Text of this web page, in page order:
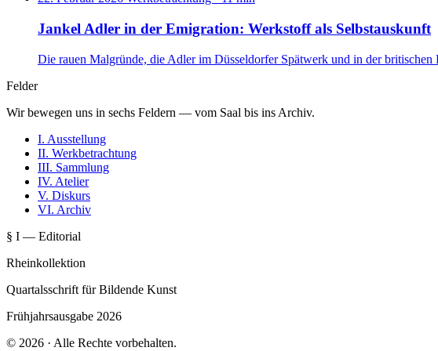
Jankel Adler in der Emigration: Werkstoff als Selbstauskunft
Die rauen Malgründe, die Adler im Düsseldorfer Spätwerk und in der
Felder
Wir bewegen uns in sechs Feldern — vom Saal bis ins Archiv.
I. Ausstellung
II. Werkbetrachtung
III. Sammlung
IV. Atelier
V. Diskurs
VI. Archiv
§ I — Editorial
Rheinkollektion
Quartalsschrift für Bildende Kunst
Frühjahrsausgabe 2026
© 2026 · Alle Rechte vorbehalten.